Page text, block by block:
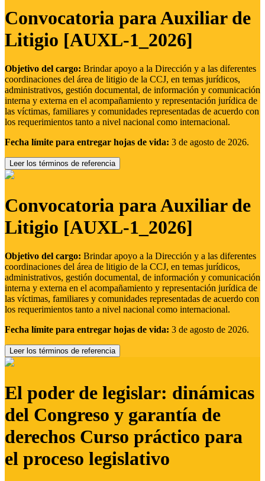
Convocatoria para Auxiliar de
Litigio [AUXL-1_2026]
Objetivo del cargo: Brindar apoyo a la Dirección y a las diferentes
coordinaciones del área de litigio de la CCJ, en temas jurídicos,
administrativos, gestión documental, de información y comunicación
interna y externa en el acompañamiento y representación jurídica de
las víctimas, familiares y comunidades representadas de acuerdo con
los requerimientos tanto a nivel nacional como internacional.
Fecha límite para entregar hojas de vida: 3 de agosto de 2026.
Leer los términos de referencia
Convocatoria para Auxiliar de
Litigio [AUXL-1_2026]
Objetivo del cargo: Brindar apoyo a la Dirección y a las diferentes
coordinaciones del área de litigio de la CCJ, en temas jurídicos,
administrativos, gestión documental, de información y comunicación
interna y externa en el acompañamiento y representación jurídica de
las víctimas, familiares y comunidades representadas de acuerdo con
los requerimientos tanto a nivel nacional como internacional.
Fecha límite para entregar hojas de vida: 3 de agosto de 2026.
Leer los términos de referencia
El poder de legislar: dinámicas
del Congreso y garantía de
derechos Curso práctico para
el proceso legislativo